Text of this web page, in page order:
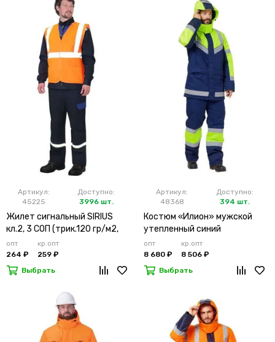
Артикул:
45225
Доступно:
3996 шт.
Жилет сигнальный SIRIUS
кл.2, 3 СОП (трик.120 гр/м2,
карманы) оранжевый
опт
264 ₽
кр.опт
259 ₽
Выбрать
Артикул:
48368
Доступно:
394 шт.
Костюм «Илион» мужской
утепленный синий
опт
8 680 ₽
кр.опт
8 506 ₽
Выбрать